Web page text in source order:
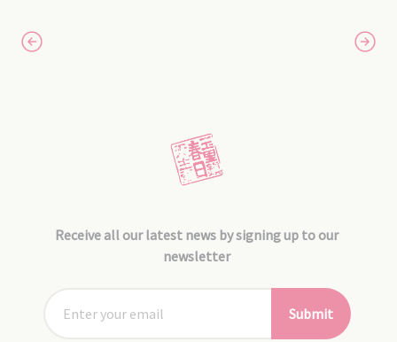
Receive all our latest news by signing up to our
newsletter
Submit